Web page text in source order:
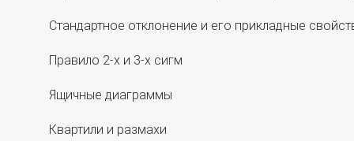
Стандартное отклонение и его прикладные
Правило 2-х и 3-х сигм
Ящичные диаграммы
Квартили и размахи